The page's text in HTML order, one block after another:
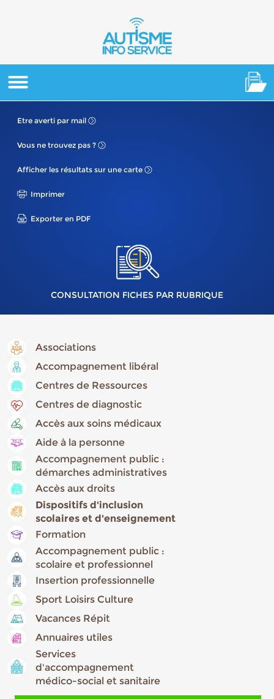
Etre averti par mail
Vous ne trouvez pas ?
Afficher les résultats sur une carte
Imprimer
Exporter en PDF
CONSULTATION FICHES PAR RUBRIQUE
Associations
Accompagnement libéral
Centres de Ressources
Centres de diagnostic
Accès aux soins médicaux
Aide à la personne
Accompagnement public :
démarches administratives
Accès aux droits
Dispositifs d'inclusion
scolaires et d'enseignement
Formation
Accompagnement public :
scolaire et professionnel
Insertion professionnelle
Sport Loisirs Culture
Vacances Répit
Annuaires utiles
Services
d'accompagnement
médico-social et sanitaire